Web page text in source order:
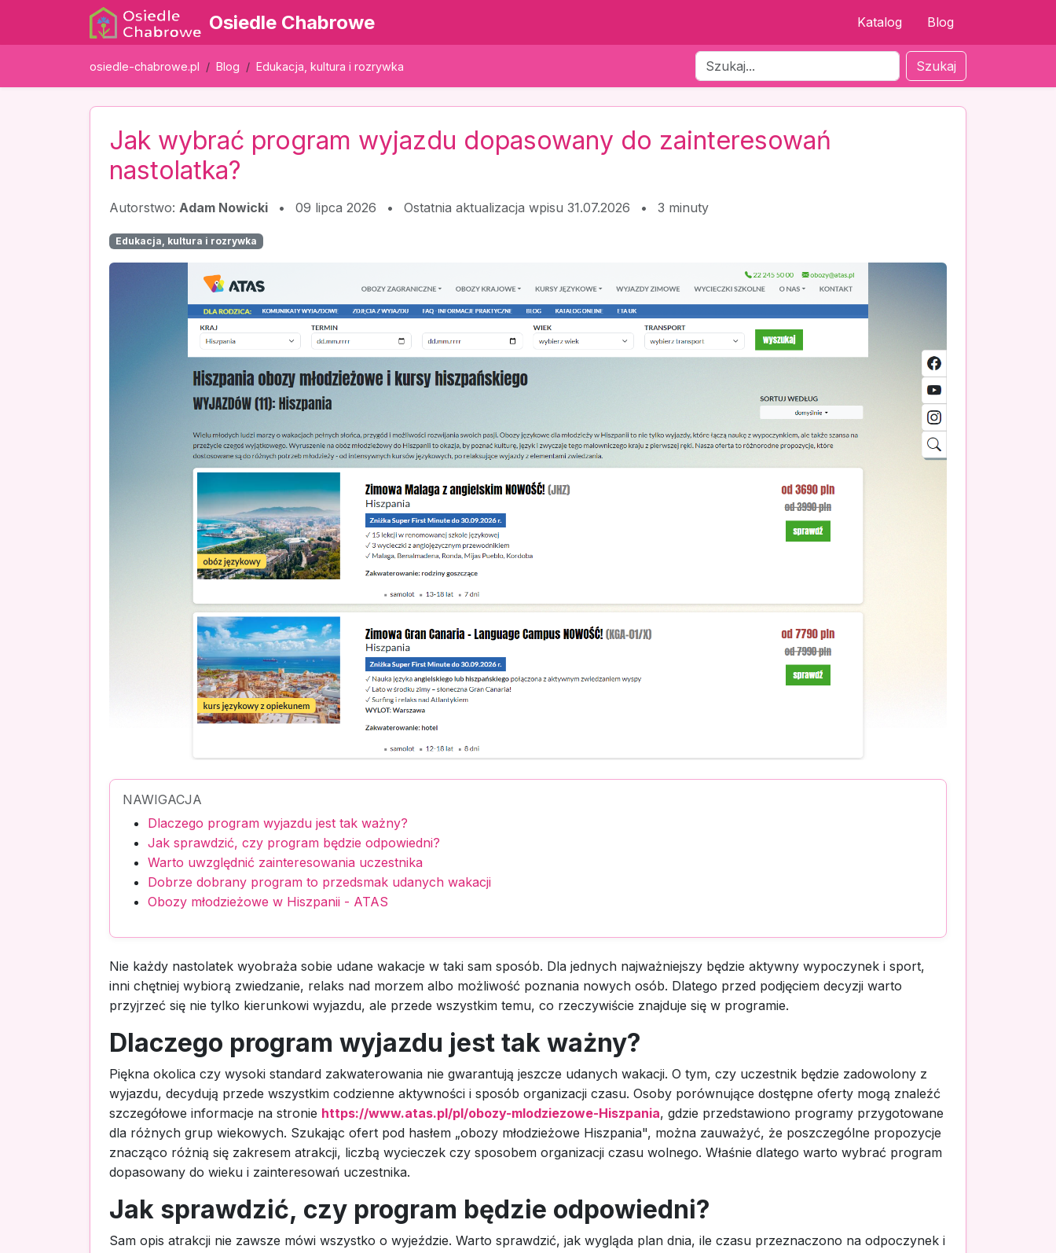
Osiedle Chabrowe Katalog Blog
osiedle-chabrowe.pl Blog Edukacja, kultura i rozrywka Szukaj
Jak wybrać program wyjazdu dopasowany do zainteresowań
nastolatka?
Autorstwo: Adam Nowicki • 09 lipca 2026 • Ostatnia aktualizacja wpisu 31.07.2026 • 3 minuty
Edukacja, kultura i rozrywka
NAWIGACJA
Dlaczego program wyjazdu jest tak ważny?
Jak sprawdzić, czy program będzie odpowiedni?
Warto uwzględnić zainteresowania uczestnika
Dobrze dobrany program to przedsmak udanych wakacji
Obozy młodzieżowe w Hiszpanii - ATAS
Nie każdy nastolatek wyobraża sobie udane wakacje w taki sam sposób. Dla jednych najważniejszy będzie aktywny wypoczynek i sport,
inni chętniej wybiorą zwiedzanie, relaks nad morzem albo możliwość poznania nowych osób. Dlatego przed podjęciem decyzji warto
przyjrzeć się nie tylko kierunkowi wyjazdu, ale przede wszystkim temu, co rzeczywiście znajduje się w programie.
Dlaczego program wyjazdu jest tak ważny?
Piękna okolica czy wysoki standard zakwaterowania nie gwarantują jeszcze udanych wakacji. O tym, czy uczestnik będzie zadowolony z
wyjazdu, decydują przede wszystkim codzienne aktywności i sposób organizacji czasu. Osoby porównujące dostępne oferty mogą znaleźć
szczegółowe informacje na stronie https://www.atas.pl/pl/obozy-mlodziezowe-Hiszpania, gdzie przedstawiono programy przygotowane
dla różnych grup wiekowych. Szukając ofert pod hasłem „obozy młodzieżowe Hiszpania", można zauważyć, że poszczególne propozycje
znacząco różnią się zakresem atrakcji, liczbą wycieczek czy sposobem organizacji czasu wolnego. Właśnie dlatego warto wybrać program
dopasowany do wieku i zainteresowań uczestnika.
Jak sprawdzić, czy program będzie odpowiedni?
Sam opis atrakcji nie zawsze mówi wszystko o wyjeździe. Warto sprawdzić, jak wygląda plan dnia, ile czasu przeznaczono na odpoczynek i